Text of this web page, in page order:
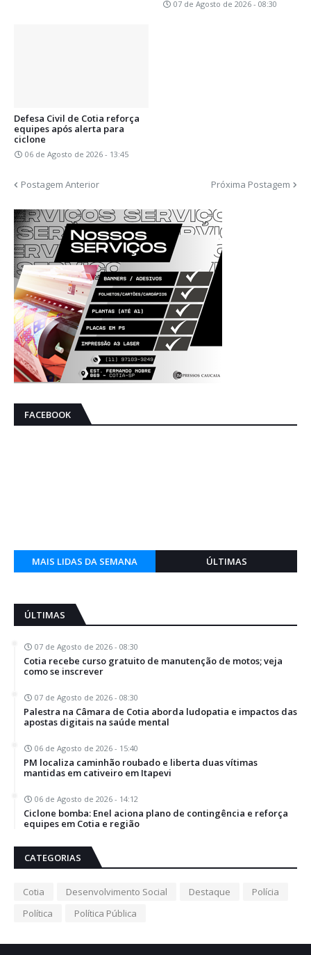
07 de Agosto de 2026 - 08:30
Defesa Civil de Cotia reforça
equipes após alerta para
ciclone
06 de Agosto de 2026 - 13:45
Postagem Anterior Próxima Postagem
FACEBOOK
MAIS LIDAS DA SEMANA ÚLTIMAS
ÚLTIMAS
07 de Agosto de 2026 - 08:30
Cotia recebe curso gratuito de manutenção de motos; veja
como se inscrever
07 de Agosto de 2026 - 08:30
Palestra na Câmara de Cotia aborda ludopatia e impactos das
apostas digitais na saúde mental
06 de Agosto de 2026 - 15:40
PM localiza caminhão roubado e liberta duas vítimas
mantidas em cativeiro em Itapevi
06 de Agosto de 2026 - 14:12
Ciclone bomba: Enel aciona plano de contingência e reforça
equipes em Cotia e região
CATEGORIAS
Cotia Desenvolvimento Social Destaque
Polícia
Política
Política Pública